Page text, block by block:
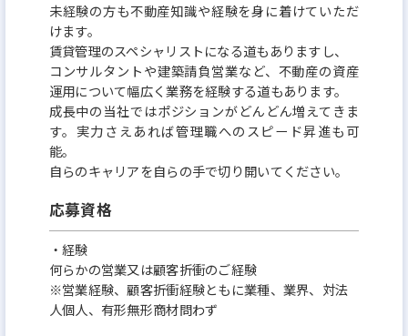
未経験の方も不動産知識や経験を身に着けていただ
けます。
賃貸管理のスペシャリストになる道もありますし、
コンサルタントや建築請負営業など、不動産の資産
運用について幅広く業務を経験する道もあります。
成長中の当社ではポジションがどんどん増えてきま
す。実力さえあれば管理職へのスピード昇進も可
能。
自らのキャリアを自らの手で切り開いてください。
応募資格
・経験
何らかの営業又は顧客折衝のご経験
※営業経験、顧客折衝経験ともに業種、業界、対法
人個人、有形無形商材問わず